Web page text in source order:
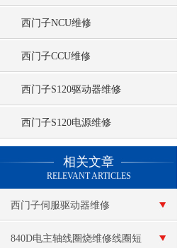
西门子NCU维修
西门子CCU维修
西门子S120驱动器维修
西门子S120电源维修
相关文章
RELEVANT ARTICLES
西门子伺服驱动器维修
840D电主轴线圈烧维修线圈短